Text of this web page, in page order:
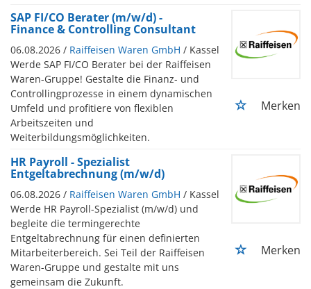
SAP FI/CO Berater (m/w/d) -
Finance & Controlling Consultant
06.08.2026 / Raiffeisen Waren GmbH / Kassel
Werde SAP FI/CO Berater bei der Raiffeisen
Waren-Gruppe! Gestalte die Finanz- und
Controllingprozesse in einem dynamischen
Umfeld und profitiere von flexiblen
Arbeitszeiten und
Weiterbildungsmöglichkeiten.
Merken
HR Payroll - Spezialist
Entgeltabrechnung (m/w/d)
06.08.2026 / Raiffeisen Waren GmbH / Kassel
Werde HR Payroll-Spezialist (m/w/d) und
begleite die termingerechte
Entgeltabrechnung für einen definierten
Mitarbeiterbereich. Sei Teil der Raiffeisen
Waren-Gruppe und gestalte mit uns
gemeinsam die Zukunft.
Merken